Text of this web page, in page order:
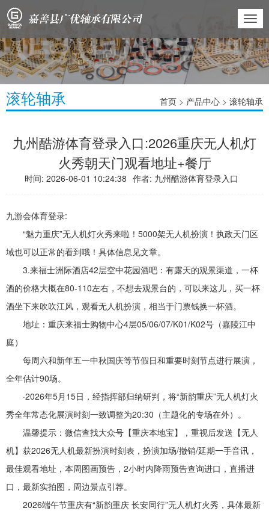
切
导
航
滚轮轴承 首页 > 产品中心 > 滚轮轴承
九州酷游体育登录入口:2026重庆无人机灯
火秀朝天门观看地址+餐厅
时间: 2026-06-01 10:24:38 作者: 九州酷游体育登录入口
九游会体育登录:
“魅力重庆”无人机灯火秀来啦！5000架无人机扮演！执政天门区
域也可以正常的看到哦！具体信息见文章。
3.来福士洲际酒店42层空中花园酒吧：有露天的观景渠道，一杯
酒的价格大概在80-110左右，不想去观景台的，可以来这儿，买一杯
酒坐下来吹吹江风，观看无人机扮演，相当于门票钱换一杯酒。
地址：重庆来福士购物中心4层05/06/07/K01/K02号（嘉陵江中
庭）
每周六和新年五一中秋国庆等节假日和重要时刻节点进行展演，
全年估计90场。
·2026年5月15日，经指挥部归纳研判，将“新韵重庆”无人机灯火
秀全年常态化展演时刻一致调整为20:30（主题化的专场在外）。
温馨提示：微信查找大众号【重庆本地宝】，重视后发送【无人
机】获2026无人机最新扮演时刻表，扮演加场/撤销/延期一手音讯，
最佳观看地址，本周图画预告，2小时内降雨预告查询进口，直播进
口，最新实拍图，周边景点引荐。
2026端午节重庆有“新韵重庆 长安同行”无人机灯火秀，具体最新